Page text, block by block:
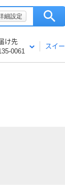
細設定
け先
0061
スイ